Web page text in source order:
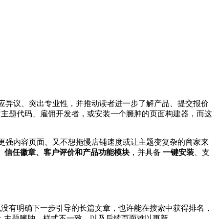
议、突出专业性，并推动读者进一步了解产品、提交报价
题代码、雇佣开发者，或安装一个臃肿的页面构建器，而这
强内容页面、又不想拖慢店铺速度或让主题变复杂的商家来
任徽章、客户评价和产品功能模块 ，并具备 一键安装 、支
有明确下一步引导的长篇文章，也许能在搜索中获得排名，